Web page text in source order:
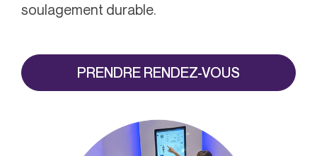
soulagement durable.
PRENDRE RENDEZ-VOUS